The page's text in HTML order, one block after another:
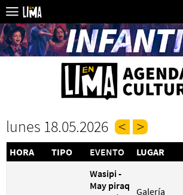
lunes 18.05.2026
HORA TIPO EVENTO LUGAR
Wasipi -
May piraq Galería